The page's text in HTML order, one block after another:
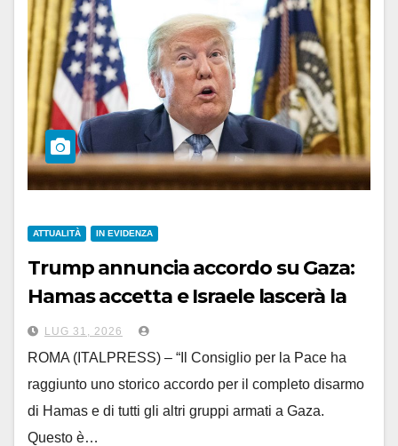
ATTUALITÀ IN EVIDENZA
Trump annuncia accordo su Gaza:
Hamas accetta e Israele lascerà la
Striscia
LUG 31, 2026
ROMA (ITALPRESS) – “Il Consiglio per la Pace ha
raggiunto uno storico accordo per il completo disarmo
di Hamas e di tutti gli altri gruppi armati a Gaza.
Questo è…